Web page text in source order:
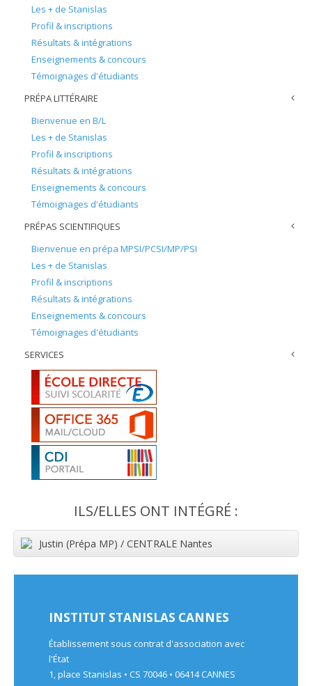
Les + de Stanislas
Profil & inscriptions
Résultats & intégrations
Enseignements & concours
Témoignages d'étudiants
PRÉPA LITTÉRAIRE
Bienvenue en B/L
Les + de Stanislas
Profil & inscriptions
Résultats & intégrations
Enseignements & concours
Témoignages d'étudiants
PRÉPAS SCIENTIFIQUES
Bienvenue en prépa MPSI/PCSI/MP/PSI
Les + de Stanislas
Profil & inscriptions
Résultats & intégrations
Enseignements & concours
Témoignages d'étudiants
SERVICES
ILS/ELLES ONT INTÉGRÉ :
Justin (Prépa MP) / CENTRALE Nantes
INSTITUT STANISLAS CANNES
Établissement sous contrat d'association avec
l'État
1, place Stanislas • CS 70046 • 06414 CANNES